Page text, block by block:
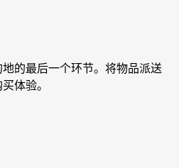
的最后一个环节。将物品派送
体验。